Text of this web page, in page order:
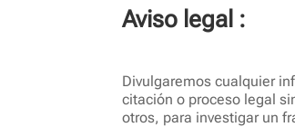
Aviso legal :
Divulgaremos cualquier
citación o proceso legal
otros, para investigar un